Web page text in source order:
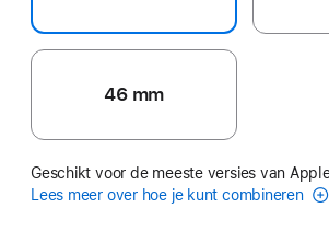
46 mm
Geschikt voor de meeste versies van
Lees meer over hoe je kunt combineren